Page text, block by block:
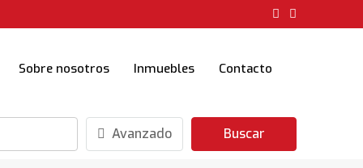
Sobre nosotros Inmuebles Contacto
Avanzado Buscar